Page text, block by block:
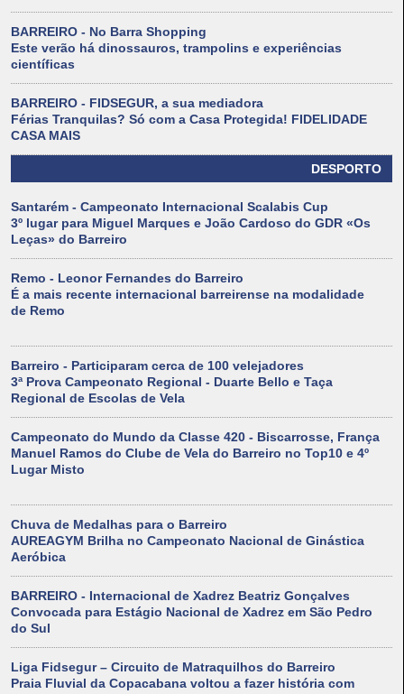
BARREIRO - No Barra Shopping
Este verão há dinossauros, trampolins e experiências
científicas
BARREIRO - FIDSEGUR, a sua mediadora
Férias Tranquilas? Só com a Casa Protegida! FIDELIDADE
CASA MAIS
DESPORTO
Santarém - Campeonato Internacional Scalabis Cup
3º lugar para Miguel Marques e João Cardoso do GDR «Os
Leças» do Barreiro
Remo - Leonor Fernandes do Barreiro
É a mais recente internacional barreirense na modalidade
de Remo
Barreiro - Participaram cerca de 100 velejadores
3ª Prova Campeonato Regional - Duarte Bello e Taça
Regional de Escolas de Vela
Campeonato do Mundo da Classe 420 - Biscarrosse, França
Manuel Ramos do Clube de Vela do Barreiro no Top10 e 4º
Lugar Misto
Chuva de Medalhas para o Barreiro
AUREAGYM Brilha no Campeonato Nacional de Ginástica
Aeróbica
BARREIRO - Internacional de Xadrez Beatriz Gonçalves
Convocada para Estágio Nacional de Xadrez em São Pedro
do Sul
Liga Fidsegur – Circuito de Matraquilhos do Barreiro
Praia Fluvial da Copacabana voltou a fazer história com